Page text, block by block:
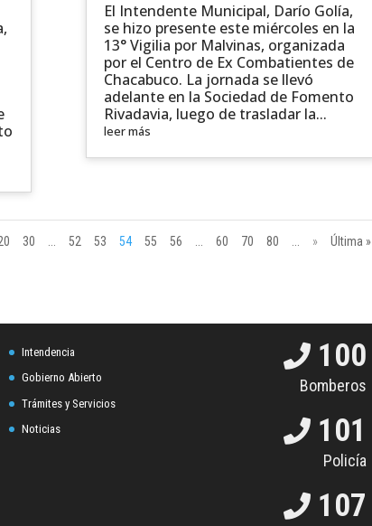
El Intendente Municipal, Darío Golía,
se hizo presente este miércoles en la
13° Vigilia por Malvinas, organizada
por el Centro de Ex Combatientes de
Chacabuco. La jornada se llevó
adelante en la Sociedad de Fomento
Rivadavia, luego de trasladar la...
leer más
30 52 53 54 55 56 60 70 80 » Última »
Intendencia
Gobierno Abierto
Trámites y Servicios
Noticias
100
Bomberos
101
Policía
107